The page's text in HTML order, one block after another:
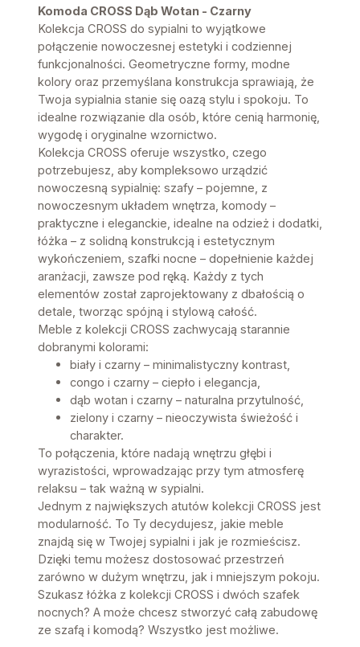
Komoda CROSS Dąb Wotan - Czarny
Kolekcja CROSS do sypialni to wyjątkowe
połączenie nowoczesnej estetyki i codziennej
funkcjonalności. Geometryczne formy, modne
kolory oraz przemyślana konstrukcja sprawiają, że
Twoja sypialnia stanie się oazą stylu i spokoju. To
idealne rozwiązanie dla osób, które cenią harmonię,
wygodę i oryginalne wzornictwo.
Kolekcja CROSS oferuje wszystko, czego
potrzebujesz, aby kompleksowo urządzić
nowoczesną sypialnię: szafy – pojemne, z
nowoczesnym układem wnętrza, komody –
praktyczne i eleganckie, idealne na odzież i dodatki,
łóżka – z solidną konstrukcją i estetycznym
wykończeniem, szafki nocne – dopełnienie każdej
aranżacji, zawsze pod ręką. Każdy z tych
elementów został zaprojektowany z dbałością o
detale, tworząc spójną i stylową całość.
Meble z kolekcji CROSS zachwycają starannie
dobranymi kolorami:
biały i czarny – minimalistyczny kontrast,
congo i czarny – ciepło i elegancja,
dąb wotan i czarny – naturalna przytulność,
zielony i czarny – nieoczywista świeżość i
charakter.
To połączenia, które nadają wnętrzu głębi i
wyrazistości, wprowadzając przy tym atmosferę
relaksu – tak ważną w sypialni.
Jednym z największych atutów kolekcji CROSS jest
modularność. To Ty decydujesz, jakie meble
znajdą się w Twojej sypialni i jak je rozmieścisz.
Dzięki temu możesz dostosować przestrzeń
zarówno w dużym wnętrzu, jak i mniejszym pokoju.
Szukasz łóżka z kolekcji CROSS i dwóch szafek
nocnych? A może chcesz stworzyć całą zabudowę
ze szafą i komodą? Wszystko jest możliwe.